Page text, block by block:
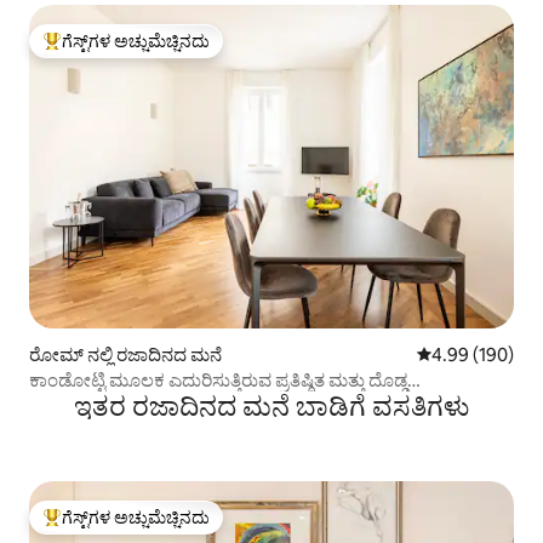
ಗೆಸ್ಟ್‌ಗಳಿಗೆ ಅತಿ ಹೆಚ್ಚು ಅಚ್ಚುಮೆಚ್ಚಿನದು
ಗೆಸ್ಟ್‌ಗಳ ಅಚ್ಚುಮೆಚ್ಚಿನದು
ರೋಮ್ ನಲ್ಲಿ ರಜಾದಿನದ ಮನೆ 5 ರಲ್ಲಿ 4.99
4.99 (190)
ಕಾಂಡೋಟ್ಟಿ ಮೂಲಕ ಎದುರಿಸುತ್ತಿರುವ ಪ್ರತಿಷ್ಠಿತ ಮತ್ತು ದೊಡ್ಡ
ಅಪಾರ್ಟ್‌ಮೆಂಟ್
ಇತರ ರಜಾದಿನದ ಮನೆ ಬಾಡಿಗೆ ವಸತಿಗಳು
ಗೆಸ್ಟ್‌ಗಳಿಗೆ ಅತಿ ಹೆಚ್ಚು ಅಚ್ಚುಮೆಚ್ಚಿನದು
ಗೆಸ್ಟ್‌ಗಳ ಅಚ್ಚುಮೆಚ್ಚಿನದು